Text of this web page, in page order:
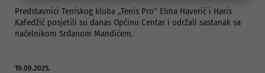
Predstavnici Teniskog kluba „Tenis Pro“ Elma Haverić i Haris
Kafedžić posjetili su danas Općinu Centar i održali sastanak sa
načelnikom Srđanom Mandićem.
19.09.2025.